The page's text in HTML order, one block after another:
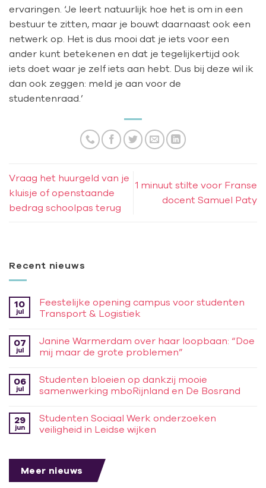
ervaringen. ‘Je leert natuurlijk hoe het is om in een
bestuur te zitten, maar je bouwt daarnaast ook een
netwerk op. Het is dus mooi dat je iets voor een
ander kunt betekenen en dat je tegelijkertijd ook
iets doet waar je zelf iets aan hebt. Dus bij deze wil ik
dan ook zeggen: meld je aan voor de
studentenraad.’
Vraag het huurgeld van je
kluisje of openstaande
bedrag schoolpas terug
1 minuut stilte voor Franse
docent Samuel Paty
Recent nieuws
10
jul
Feestelijke opening campus voor studenten
Transport & Logistiek
07
jul
Janine Warmerdam over haar loopbaan: “Doe
mij maar de grote problemen”
06
jul
Studenten bloeien op dankzij mooie
samenwerking mboRijnland en De Bosrand
29
jun
Studenten Sociaal Werk onderzoeken
veiligheid in Leidse wijken
Meer nieuws